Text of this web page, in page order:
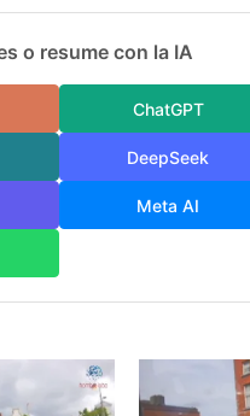
o resume con la IA
ChatGPT
DeepSeek
Meta AI